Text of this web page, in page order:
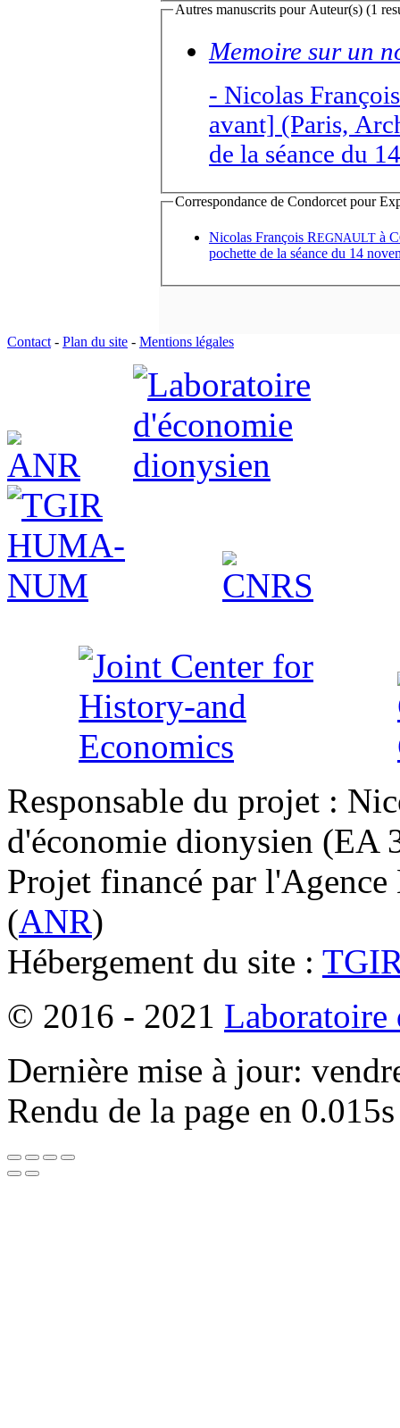
Autres manuscrits pour Auteur(s) (1
Memoire sur un
- Nicolas
avant] (Paris,
de la séance du
Correspondance de Condorcet pour
Nicolas François REGNAULT à C
pochette de la séance du 14
Contact - Plan du site - Mentions légales
Responsable du projet :
d'économie dionysien
Projet financé par l'Agence
(ANR)
Hébergement du site :
© 2016 - 2021 Laboratoire
Dernière mise à jour:
Rendu de la page en 0.015s